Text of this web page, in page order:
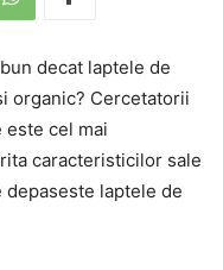
decat laptele de
organic? Cercetatorii
este cel mai
caracteristicilor sale
laptele de